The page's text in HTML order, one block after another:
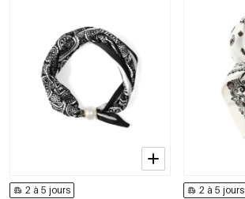
2 à 5 jours 2 à 5 jours